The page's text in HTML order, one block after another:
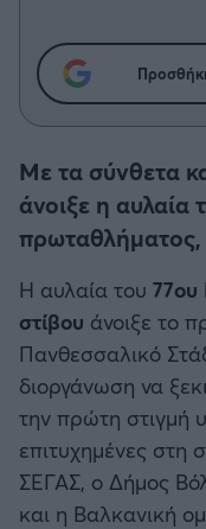
Δημήτρης
Λεβαδειακός
ΟΦΗ
Βόλος
Ατρόμητος
Κηφισιά
Αστέρας
Παναιτωλικός
Μεγάλη μου Αγάπη
Μια Ιστορία από
Με τα σύνθετα
άνοιξε η αυλαία
Η αυλαία του 77ου
στίβου άνοιξε το
Πανθεσσαλικό
διοργάνωση να
την πρώτη στιγμή
επιτυχημένες στη
ΣΕΓΑΣ, ο Δήμος
και η Βαλκανική